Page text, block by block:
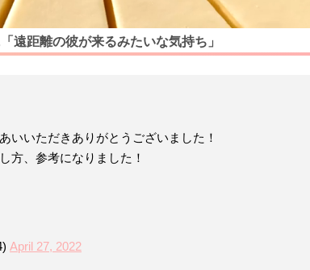
遠距離の彼が来るみたいな気持ち」
いいただきありがとうございました！
方、参考になりました！
April 27, 2022